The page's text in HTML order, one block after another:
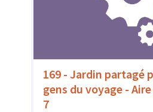
169 - Jardin partagé
gens du voyage -
7